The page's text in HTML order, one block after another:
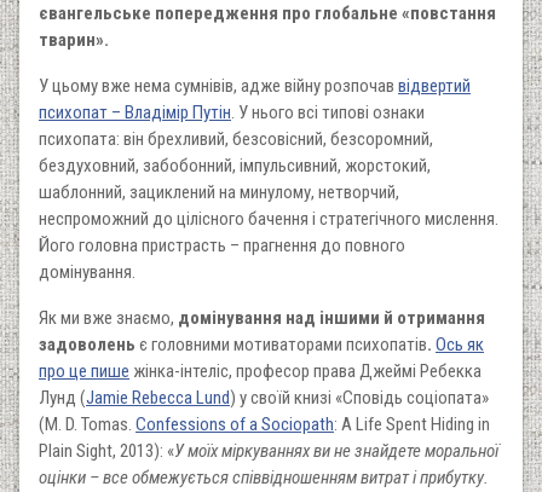
євангельське попередження про глобальне «повстання
тварин».
У цьому вже нема сумнівів, адже війну розпочав відвертий
психопат – Владімір Путін. У нього всі типові ознаки
психопата: він брехливий, безсовісний, безсоромний,
бездуховний, забобонний, імпульсивний, жорстокий,
шаблонний, зациклений на минулому, нетворчий,
неспроможний до цілісного бачення і стратегічного мислення.
Його головна пристрасть – прагнення до повного
домінування.
Як ми вже знаємо, домінування над іншими й отримання
задоволень є головними мотиваторами психопатів. Ось як
про це пише жінка-інтеліс, професор права Джеймі Ребекка
Лунд (Jamie Rebecca Lund) у своїй книзі «Сповідь соціопата»
(M. D. Tomas. Confessions of a Sociopath: A Life Spent Hiding in
Plain Sight, 2013): «У моїх міркуваннях ви не знайдете моральної
оцінки – все обмежується співвідношенням витрат і прибутку.